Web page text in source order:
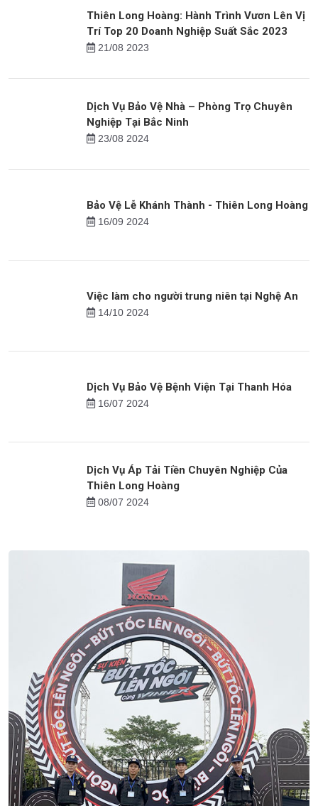
Dịch Vụ Bảo Vệ Mục Tiêu Di động Chuyên
nghiệp Của Thiên Long Hoàng
Thiên Long Hoàng: Hành Trình Vươn Lên Vị
Trí Top 20 Doanh Nghiệp Suất Sắc 2023
Dịch Vụ Bảo Vệ Nhà – Phòng Trọ Chuyên
Nghiệp Tại Bắc Ninh
Bảo Vệ Lễ Khánh Thành - Thiên Long Hoàng
Việc làm cho người trung niên tại Nghệ An
Dịch Vụ Bảo Vệ Bệnh Viện Tại Thanh Hóa
16/07 2024
Dịch Vụ Áp Tải Tiền Chuyên Nghiệp Của
Thiên Long Hoàng
08/07 2024